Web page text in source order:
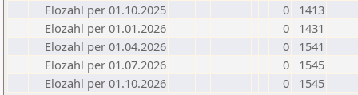
Elozahl per 01.10.2025
0
1413
Elozahl per 01.01.2026
0
1431
Elozahl per 01.04.2026
0
1541
Elozahl per 01.07.2026
0
1545
Elozahl per 01.10.2026
0 1545